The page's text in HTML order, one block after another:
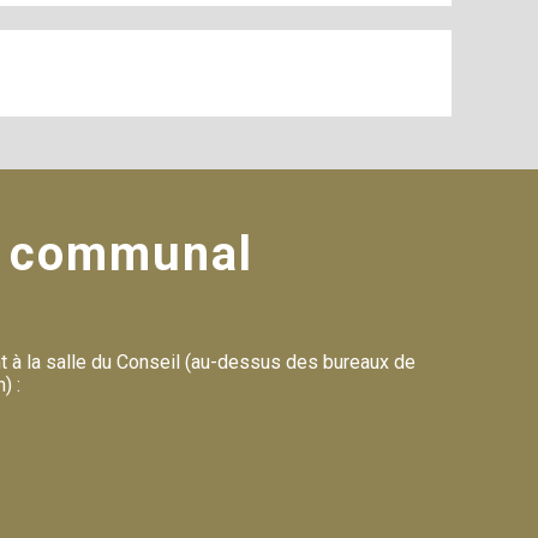
la salle du Conseil (au-dessus des bureaux de
: